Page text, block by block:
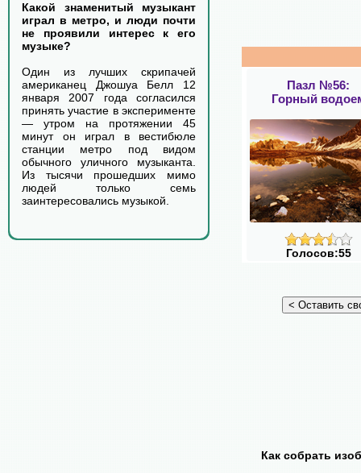
Какой знаменитый музыкант
играл в метро, и люди почти
не проявили интерес к его
музыке?
Один из лучших скрипачей
американец Джошуа Белл 12
января 2007 года согласился
принять участие в эксперименте
— утром на протяжении 45
минут он играл в вестибюле
станции метро под видом
обычного уличного музыканта.
Из тысячи прошедших мимо
людей только семь
заинтересовались музыкой.
Пазл №56:
Горный
Голосов:55
Как собрать